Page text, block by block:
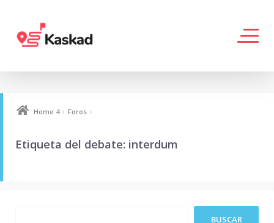
Home 4 › Foros ›
Etiqueta del debate: interdum